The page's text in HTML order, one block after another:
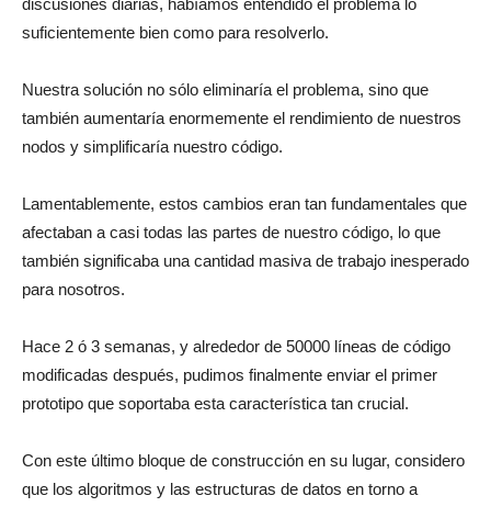
discusiones diarias, habíamos entendido el problema lo
suficientemente bien como para resolverlo.
Nuestra solución no sólo eliminaría el problema, sino que
también aumentaría enormemente el rendimiento de nuestros
nodos y simplificaría nuestro código.
Lamentablemente, estos cambios eran tan fundamentales que
afectaban a casi todas las partes de nuestro código, lo que
también significaba una cantidad masiva de trabajo inesperado
para nosotros.
Hace 2 ó 3 semanas, y alrededor de 50000 líneas de código
modificadas después, pudimos finalmente enviar el primer
prototipo que soportaba esta característica tan crucial.
Con este último bloque de construcción en su lugar, considero
que los algoritmos y las estructuras de datos en torno a